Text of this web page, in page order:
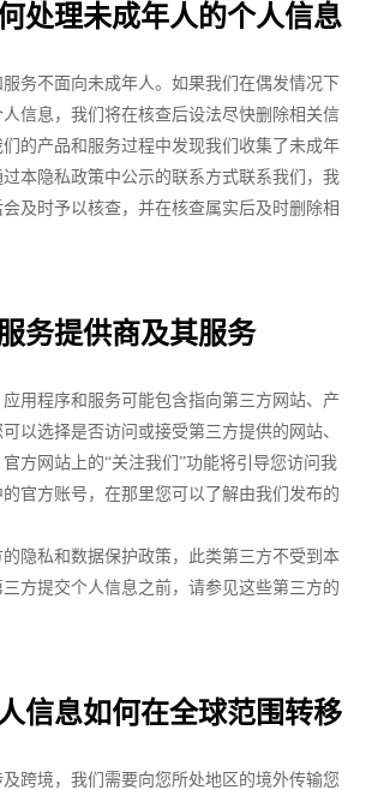
处理未成年人的个人信息
务不面向未成年人。如果我们在偶发情况下
信息，我们将在核查后设法尽快删除相关信
的产品和服务过程中发现我们收集了未成年
本隐私政策中公示的联系方式联系我们，我
及时予以核查，并在核查属实后及时删除相
务提供商及其服务
用程序和服务可能包含指向第三方网站、产
以选择是否访问或接受第三方提供的网站、
方网站上的“关注我们”功能将引导您访问我
官方账号，在那里您可以了解由我们发布的
隐私和数据保护政策，此类第三方不受到本
方提交个人信息之前，请参见这些第三方的
信息如何在全球范围转移
跨境，我们需要向您所处地区的境外传输您